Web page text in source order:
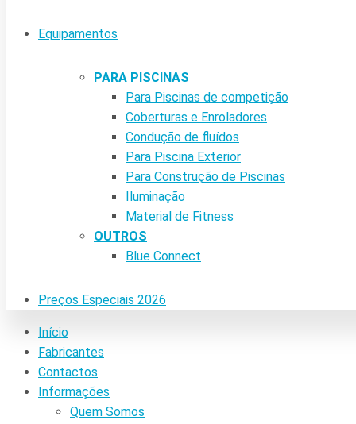
Equipamentos
PARA PISCINAS
Para Piscinas de competição
Coberturas e Enroladores
Condução de fluídos
Para Piscina Exterior
Para Construção de Piscinas
Iluminação
Material de Fitness
OUTROS
Blue Connect
Preços Especiais 2026
Início
Fabricantes
Contactos
Informações
Quem Somos